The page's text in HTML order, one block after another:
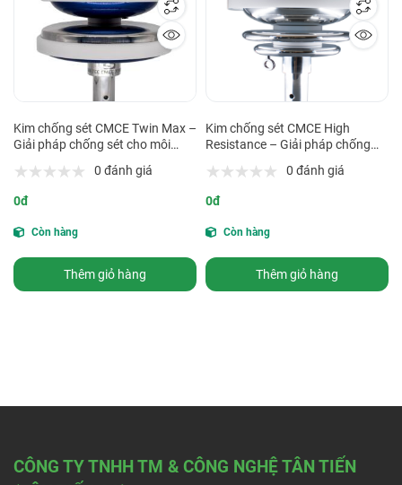
Kim chống sét CMCE Twin Max –
Giải pháp chống sét cho môi
0 đánh giá
0đ
Còn hàng
Thêm giỏ hàng
Kim chống sét CMCE High
Resistance – Giải pháp chống
0 đánh giá
0đ
Còn hàng
Thêm giỏ hàng
CÔNG TY TNHH TM & CÔNG NGHỆ TÂN TIẾN